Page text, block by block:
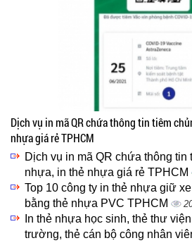
Dịch vụ in mã QR chứa thông tin tiêm
nhựa giá rẻ TPHCM
Dịch vụ in mã QR chứa thông tin
nhựa, in thẻ nhựa giá rẻ TPHCM
Top 10 công ty in thẻ nhựa giữ
bằng thẻ nhựa PVC TPHCM
In thẻ nhựa học sinh, thẻ thư
trường, thẻ cán bộ công nhân